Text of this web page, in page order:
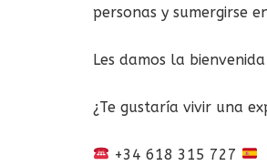
personas y sumergirse
Les damos la
¿Te gustaría vivir una
+34 618 315 727